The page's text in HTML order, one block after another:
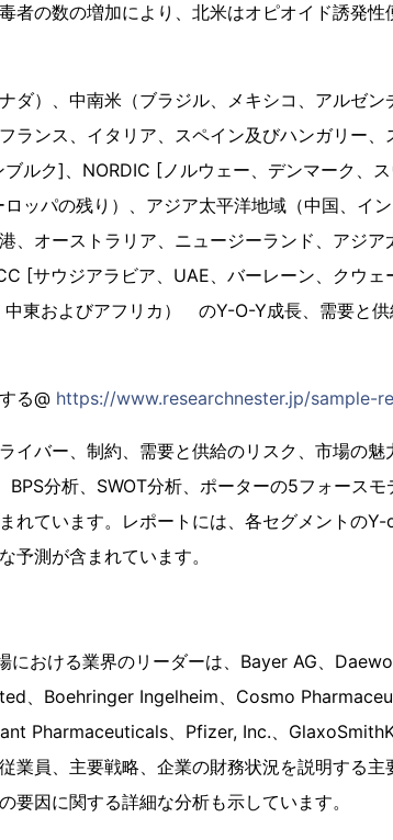
者の数の増加により、北米はオピオイド誘発性
ダ）、中南米（ブラジル、メキシコ、アルゼン
ランス、イタリア、スペイン及びハンガリー、
ルク]、NORDIC [ノルウェー、デンマーク、
ッパの残り）、アジア太平洋地域（中国、イン
、オーストラリア、ニュージーランド、アジア
[サウジアラビア、UAE、バーレーン、クウェ
東およびアフリカ） のY-O-Y成長、需要と
る@ https://www.researchnester.jp/sample-
イバー、制約、需要と供給のリスク、市場の魅
分析、SWOT分析、ポーターの5フォースモ
れています。レポートには、各セグメントのY-
予測が含まれています。
における業界のリーダーは、Bayer AG、
、Boehringer Ingelheim、Cosmo
Pharmaceuticals、Pfizer, Inc.、
業員、主要戦略、企業の財務状況を説明する主
要因に関する詳細な分析も示しています。